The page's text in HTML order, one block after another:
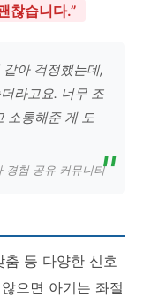
찮습니다.”
아 걱정했는데,
라고요. 너무 조
소통해준 게 도
경험 공유 커뮤니티
등 다양한 신호
으면 아기는 좌절